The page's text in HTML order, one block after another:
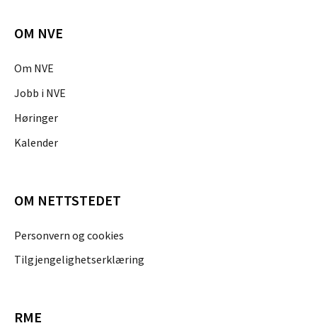
OM NVE
Om NVE
Jobb i NVE
Høringer
Kalender
OM NETTSTEDET
Personvern og cookies
Tilgjengelighetserklæring
RME